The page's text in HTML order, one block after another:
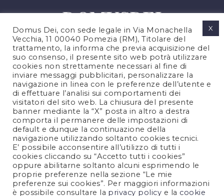
PRIVACY POLICY
COOKIES POLICY
LEGAL NOTES
CONTACTS
FOLLOW US
Domus Dei, con sede legale in Via Monachella
Vecchia, 11 00040 Pomezia (RM), Titolare del
trattamento, la informa che previa acquisizione del
suo consenso, il presente sito web potrà utilizzare
cookies non strettamente necessari al fine di
inviare messaggi pubblicitari, personalizzare la
navigazione in linea con le preferenze dell’utente e
di effettuare l’analisi sui comportamenti dei
visitatori del sito web. La chiusura del presente
banner mediante la “X” posta in altro a destra
comporta il permanere delle impostazioni di
default e dunque la continuazione della
navigazione utilizzando soltanto cookies tecnici.
E’ possibile acconsentire all’utilizzo di tutti i
cookies cliccando su “Accetto tutti i cookies”
oppure abilitarne soltanto alcuni esprimendo le
proprie preferenze nella sezione “Le mie
preferenze sui cookies”. Per maggiori informazioni
è possibile consultare la privacy policy e la cookie
X